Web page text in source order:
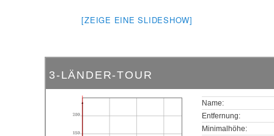
[ZEIGE EINE SLIDESHOW]
3-LÄNDER-TOUR
150
200
Name:
Entfernung:
Minimalhöhe: